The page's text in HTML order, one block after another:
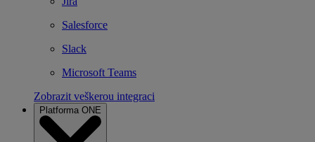
Salesforce
Slack
Microsoft Teams
Zobrazit veškerou integraci
Platforma ONE